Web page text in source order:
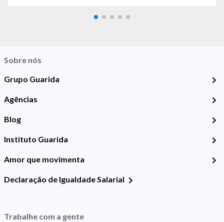
Sobre nós
Grupo Guarida
Agências
Blog
Instituto Guarida
Amor que movimenta
Declaração de Igualdade Salarial
Trabalhe com a gente